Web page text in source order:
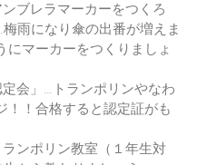
ブレラマーカーをつくろ
雨になり傘の出番が増えま
にマーカーをつくりましょ
会」…トランポリンやなわ
！！合格すると認定証がも
ンポリン教室（１年生対